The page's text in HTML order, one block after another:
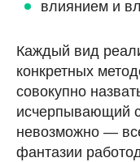
влиянием и
Каждый вид
конкретных
совокупно
исчерпывающий
невозможно —
фантазии